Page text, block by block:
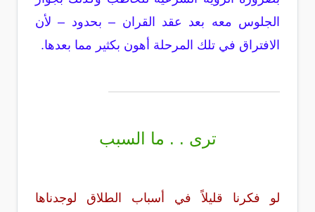
الجلوس معه بعد عقد القران – بحدود – لأن
الافتراق في تلك المرحلة أهون بكثير مما بعدها.
ترى . . ما السبب
لو فكرنا قليلاً في أسباب الطلاق لوجدناها